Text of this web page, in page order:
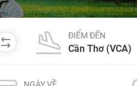
ĐIỂM ĐẾN
NGÀY VỀ